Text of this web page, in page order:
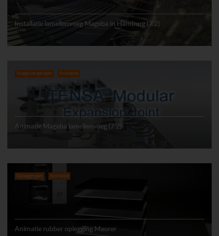
Installatie lamellenvoeg Mageba in Hamburg (7.2)
Voegovergangen Animatie
Animatie Mageba lamellenvoeg (7.2)
Opleggingen Animatie
Animatie rubber oplegging Maurer